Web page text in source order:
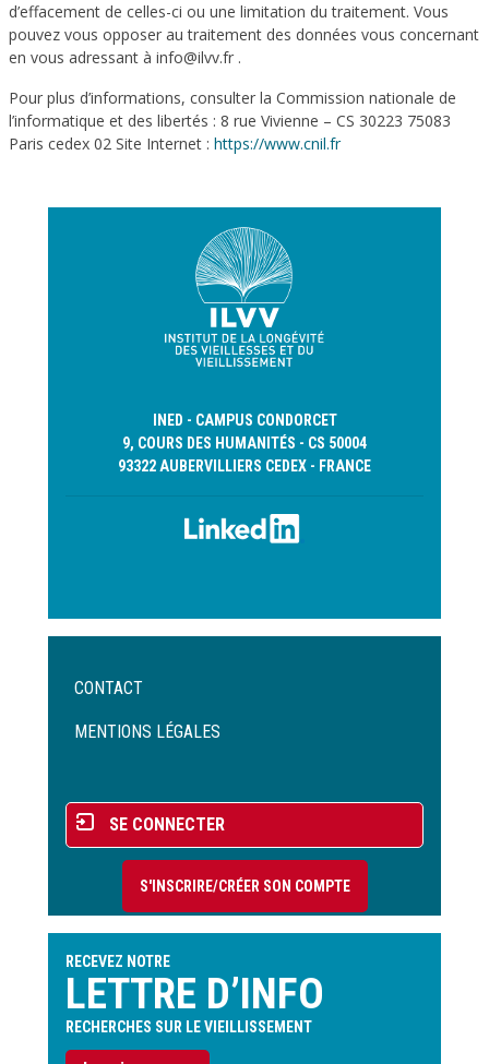
d’effacement de celles-ci ou une limitation du traitement. Vous
pouvez vous opposer au traitement des données vous concernant
en vous adressant à info@ilvv.fr .
Pour plus d’informations, consulter la Commission nationale de
l’informatique et des libertés : 8 rue Vivienne – CS 30223 75083
Paris cedex 02 Site Internet : https://www.cnil.fr
INED - CAMPUS CONDORCET
9, COURS DES HUMANITÉS - CS 50004
93322 AUBERVILLIERS CEDEX - FRANCE
Menu
de
CONTACT
MENTIONS LÉGALES
Menu
du
compte
l'utilisateur
SE CONNECTER
S'INSCRIRE/CRÉER SON COMPTE
RECEVEZ NOTRE
LETTRE D’INFO
RECHERCHES SUR LE VIEILLISSEMENT